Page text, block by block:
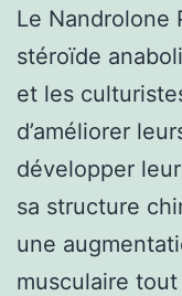
Le Nandrolone
stéroïde
et les
d’améliorer
développer
sa structure
une
musculaire